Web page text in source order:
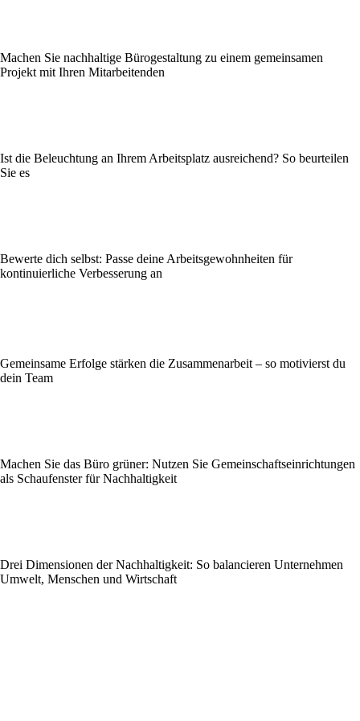
Machen Sie nachhaltige Bürogestaltung zu einem gemeinsamen
Projekt mit Ihren Mitarbeitenden
Ist die Beleuchtung an Ihrem Arbeitsplatz ausreichend? So beurteilen
Sie es
Bewerte dich selbst: Passe deine Arbeitsgewohnheiten für
kontinuierliche Verbesserung an
Gemeinsame Erfolge stärken die Zusammenarbeit – so motivierst du
dein Team
Machen Sie das Büro grüner: Nutzen Sie Gemeinschaftseinrichtungen
als Schaufenster für Nachhaltigkeit
Drei Dimensionen der Nachhaltigkeit: So balancieren Unternehmen
Umwelt, Menschen und Wirtschaft